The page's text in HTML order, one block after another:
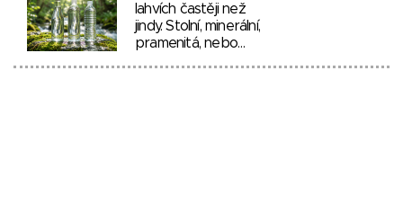
lahvích častěji než
jindy. Stolní, minerální,
pramenitá, nebo…